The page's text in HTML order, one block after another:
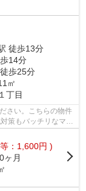
徒歩13分
14分
徒歩25分
㎡
１丁目
さい。こちらの物件
策もバッチリなマン
：1,600円 )
0ヶ月